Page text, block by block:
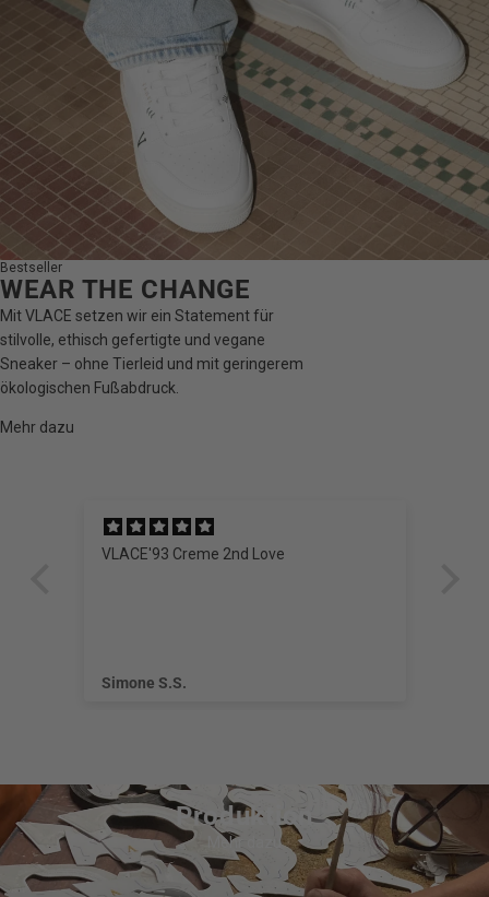
Bestseller
WEAR THE CHANGE
Mit VLACE setzen wir ein Statement für
stilvolle, ethisch gefertigte und vegane
Sneaker – ohne Tierleid und mit geringerem
ökologischen Fußabdruck.
Mehr dazu
VLACE'93 Creme 2nd Love
Simone S.S.
Produktion
Mehr dazu